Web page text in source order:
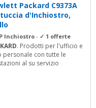
Packard C9373A
d'Inchiostro,
Inchiostro - ✓ 1 offerte
. Prodotti per l'ufficio e
personale con tutte le
al su servizio